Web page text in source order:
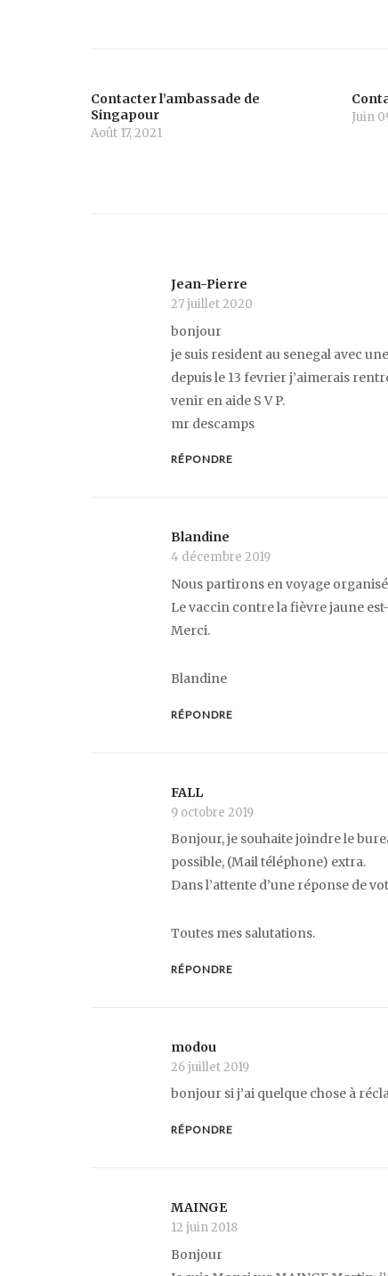
Contacter l’ambassade de
Singapour
Août 17, 2021
Juin
Jean-Pierre
27 juillet 2020
bonjour
je suis resident au senegal avec
depuis le 13 fevrier j’aimerais
venir en aide S V P.
mr descamps
RÉPONDRE
Blandine
4 décembre 2019
Nous partirons en voyage
Le vaccin contre la fièvre jaune
Merci.
Blandine
RÉPONDRE
FALL
9 octobre 2019
Bonjour, je souhaite joindre le
possible, (Mail téléphone) extra.
Dans l’attente d’une réponse de
Toutes mes salutations.
RÉPONDRE
modou
26 juillet 2019
bonjour si j’ai quelque chose à
RÉPONDRE
MAINGE
12 juin 2018
Bonjour